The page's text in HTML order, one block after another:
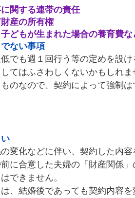
関する連帯の責任
産の所有権
どもが生まれた場合の養育費な
ない事項
でも週１回行う等の定めを設
てはふさわしくないかもしれ
のなので、契約によって強制は
変化などに伴い、契約した内容
に合意した夫婦の「財産関係
できません。
、結婚後であっても契約内容